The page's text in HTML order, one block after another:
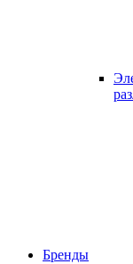
Бренды